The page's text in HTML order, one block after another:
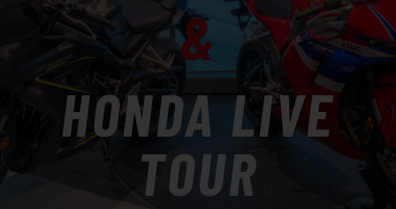
&
HONDA LIVE
TOUR